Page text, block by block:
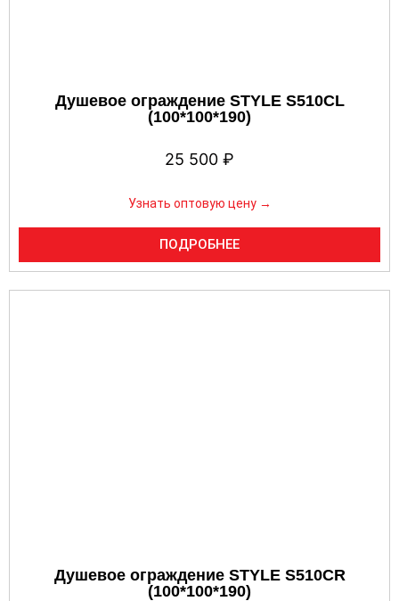
Душевое ограждение STYLE S510CL
(100*100*190)
25 500 ₽
Узнать оптовую цену →
ПОДРОБНЕЕ
Душевое ограждение STYLE S510CR
(100*100*190)